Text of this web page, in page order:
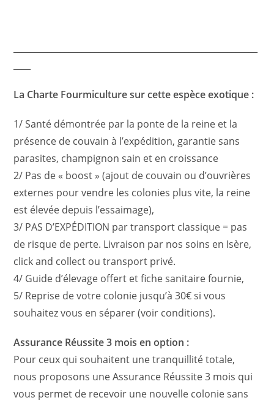
La Charte Fourmiculture sur cette espèce exotique :
1/ Santé démontrée par la ponte de la reine et la
présence de couvain à l’expédition, garantie sans
parasites, champignon sain et en croissance
2/ Pas de « boost » (ajout de couvain ou d’ouvrières
externes pour vendre les colonies plus vite, la reine
est élevée depuis l’essaimage),
3/ PAS D’EXPÉDITION par transport classique = pas
de risque de perte. Livraison par nos soins en Isère,
click and collect ou transport privé.
4/ Guide d’élevage offert et fiche sanitaire fournie,
5/ Reprise de votre colonie jusqu’à 30€ si vous
souhaitez vous en séparer (voir conditions).
Assurance Réussite 3 mois en option :
Pour ceux qui souhaitent une tranquillité totale,
nous proposons une Assurance Réussite 3 mois qui
vous permet de recevoir une nouvelle colonie sans